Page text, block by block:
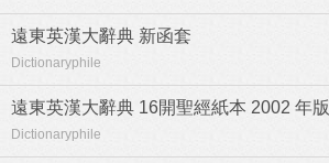
遠東英漢大辭典 新函套
Dictionaryphile
遠東英漢大辭典 16開聖經紙本 2002 年版
Dictionaryphile